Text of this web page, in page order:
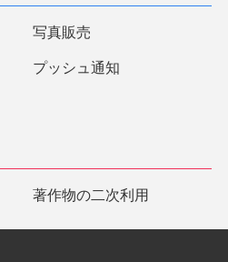
写真販売
プッシュ通知
著作物の二次利用